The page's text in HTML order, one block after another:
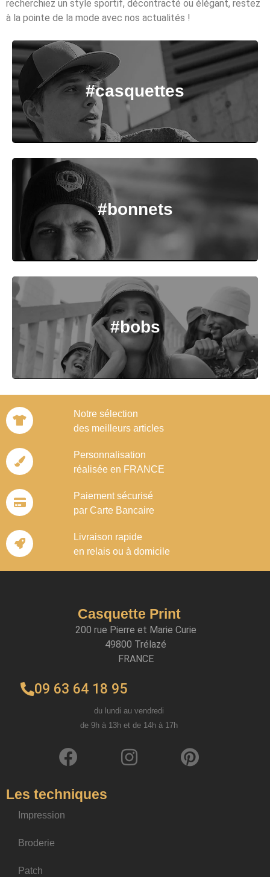
recherchiez un style sportif, décontracté ou élégant, restez
à la pointe de la mode avec nos actualités !
#casquettes
#bonnets
#bobs
Notre sélection
des meilleurs articles
Personnalisation
réalisée en FRANCE
Paiement sécurisé
par Carte Bancaire
Livraison rapide
en relais ou à domicile
Casquette Print
200 rue Pierre et Marie Curie
49800 Trélazé
FRANCE
09 63 64 18 95
du lundi au vendredi
de 9h à 13h et de 14h à 17h
Les techniques
Impression
Broderie
Patch